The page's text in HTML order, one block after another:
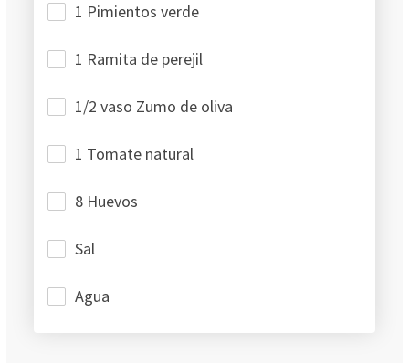
1 Pimientos verde
1 Ramita de perejil
1/2 vaso Zumo de oliva
1 Tomate natural
8 Huevos
Sal
Agua